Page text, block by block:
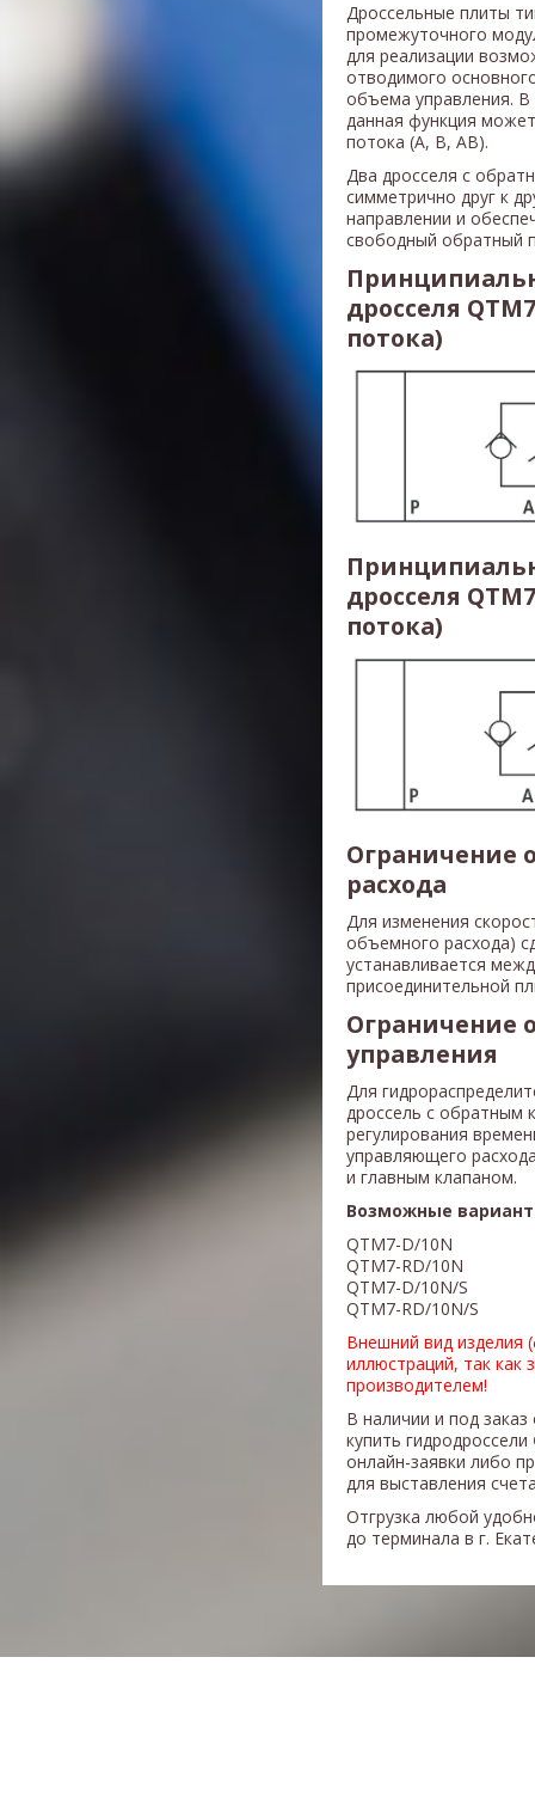
Дроссельные плиты
промежуточного
для реализации
отводимого
объема управления. В
данная функция
потока (A, B, AB).
Два дросселя с
симметрично друг к
направлении и
свободный обратный
дросселя
потока)
дросселя
потока)
Ограничение
расхода
Для изменения
объемного расхода)
устанавливается
присоединительной
Ограничение
управления
Для
дроссель с обратным
регулирования
управляющего
и главным клапаном.
Возможные
QTM7-D/10N
QTM7-RD/10N
QTM7-D/10N/S
QTM7-RD/10N/S
Внешний вид изделия
иллюстраций, так как
производителем!
В наличии и под
купить гидродроссели
онлайн-заявки либо
для выставления
Отгрузка любой
до терминала в г.